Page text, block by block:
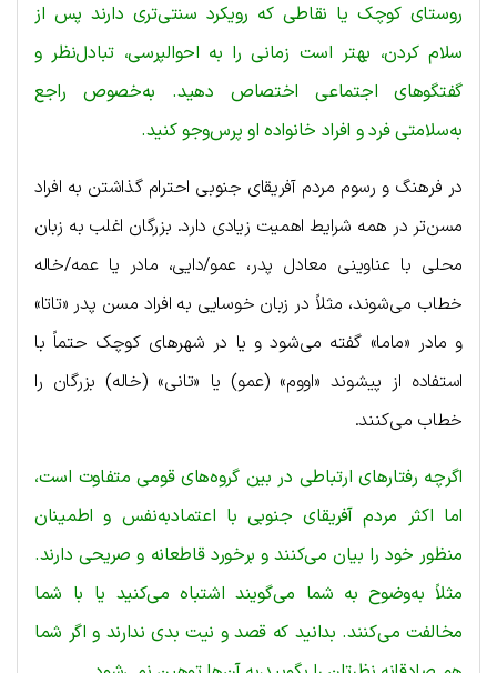
روستای کوچک یا نقاطی که رویکرد سنتی‌تری دارند پس از
سلام کردن،‌ بهتر است زمانی را به احوالپرسی، تبادل‌نظر و
گفتگوهای اجتماعی اختصاص دهید. به‌خصوص راجع
به‌سلامتی فرد و افراد خانواده او پرس‌وجو کنید.
در فرهنگ و رسوم مردم آفریقای جنوبی احترام گذاشتن به افراد
مسن‌تر در همه شرایط اهمیت زیادی دارد. بزرگان اغلب به زبان
محلی با عناوینی معادل پدر، عمو/دایی، مادر یا عمه/خاله
خطاب می‌شوند، مثلاً در زبان خوسایی به افراد مسن پدر «تاتا»
و مادر «ماما» گفته می‌شود و یا در شهرهای کوچک حتماً با
استفاده از پیشوند «اووم» (عمو) یا «تانی» (خاله) بزرگان را
خطاب می‌کنند.
اگرچه رفتارهای ارتباطی در بین گروه‌های قومی متفاوت است،
اما اکثر مردم آفریقای جنوبی با اعتمادبه‌نفس و اطمینان
منظور خود را بیان می‌کنند و برخورد قاطعانه و صریحی دارند.
مثلاً به‌وضوح به شما می‌گویند اشتباه می‌کنید یا با شما
مخالفت می‌کنند. بدانید که قصد و نیت بدی ندارند و اگر شما